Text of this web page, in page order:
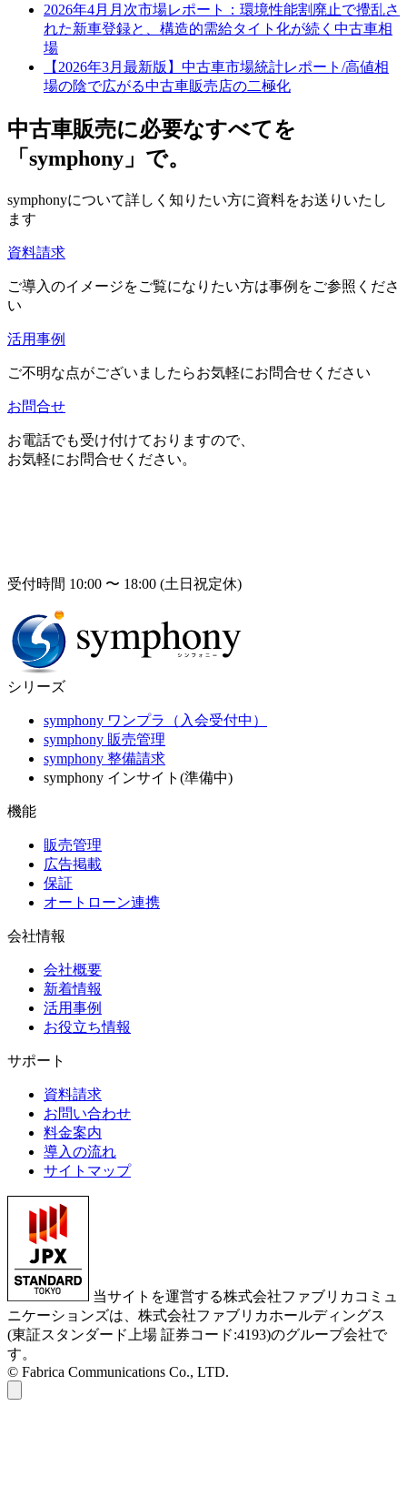
2026年4月月次市場レポート：環境性能割廃止で攪乱さ
れた新車登録と、構造的需給タイト化が続く中古車相
場
【2026年3月最新版】中古車市場統計レポート/高値相
場の陰で広がる中古車販売店の二極化
中古車販売に必要なすべてを
「symphony」で。
symphonyについて詳しく知りたい方に資料をお送りいたし
ます
資料請求
ご導入のイメージをご覧になりたい方は事例をご参照くださ
い
活用事例
ご不明な点がございましたらお気軽にお問合せください
お問合せ
お電話でも受け付けておりますので、
お気軽にお問合せください。
受付時間 10:00 〜 18:00 (土日祝定休)
シリーズ
symphony ワンプラ（入会受付中）
symphony 販売管理
symphony 整備請求
symphony インサイト(準備中)
機能
販売管理
広告掲載
保証
オートローン連携
会社情報
会社概要
新着情報
活用事例
お役立ち情報
サポート
資料請求
お問い合わせ
料金案内
導入の流れ
サイトマップ
当サイトを運営する株式会社ファブリカコミュ
ニケーションズは、株式会社ファブリカホールディングス
(東証スタンダード上場 証券コード:4193)のグループ会社で
す。
© Fabrica Communications Co., LTD.